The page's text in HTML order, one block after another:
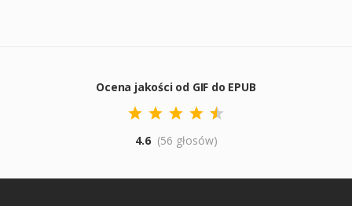
Ocena jakości od GIF do EPUB
4.6 (56 głosów)